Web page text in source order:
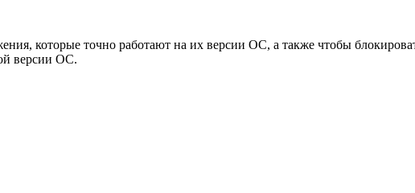
которые точно работают на их версии ОС, а также чтобы
версии ОС.